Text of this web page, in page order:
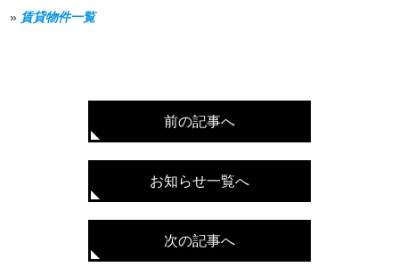
» 賃貸物件一覧
前の記事へ
お知らせ一覧へ
次の記事へ